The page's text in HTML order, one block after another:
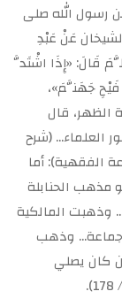
رسول الله صلى
عَنْ عَبْدِ
قَالَ: «إِذَا اشْتَدَّ
جَهَنَّمَ»،
الظهر، قال
العلماء… (شرح
(الموسوعة الفقهية): أما
الحنابلة
وذهبت المالكية
جماعة… وذهب
كان يصلي